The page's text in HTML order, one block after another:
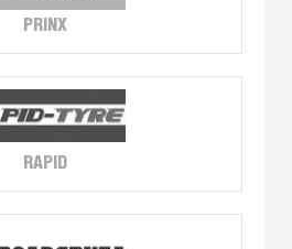
PRINX
RAPID